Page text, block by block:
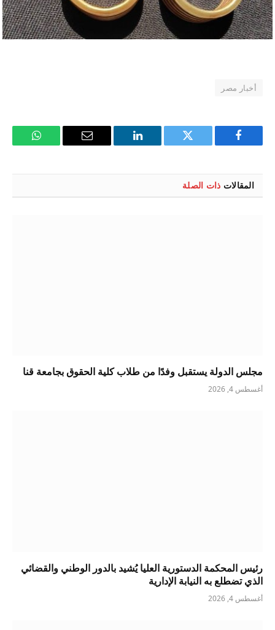
أخبار مصر
فيسبوك تويتر لينكدإن
البريد
واتساب
المقالات ذات الصلة
مجلس الدولة يستقبل وفدًا من طلاب كلية الحقوق بجامعة قنا
أغسطس 4, 2026
رئيس المحكمة الدستورية العليا يُشيد بالدور الوطني والقضائي
الذي تضطلع به النيابة الإدارية
أغسطس 4, 2026